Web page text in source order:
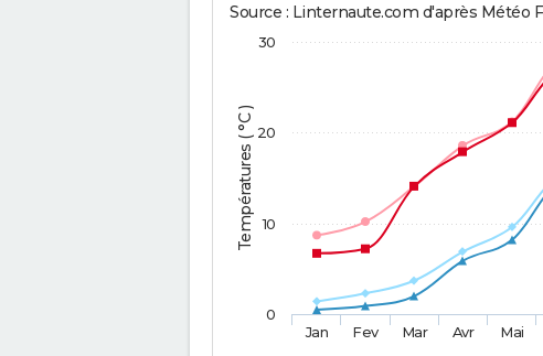
Températures ( °C )
Source : Linternaute.com d'après Météo
Jan Fev Mar Avr Mai
0
10
20
30